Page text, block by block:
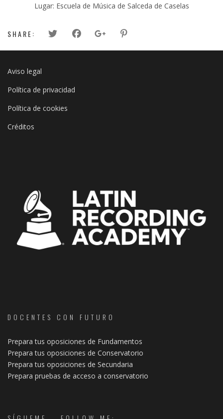
Lugar: Escuela de Música de Salceda de Caselas
SHARE:
Aviso legal
Política de privacidad
Política de cookies
Créditos
DOCENTES CON FUTURO
Prepara tus oposiciones de Fundamentos
Prepara tus oposiciones de Conservatorio
Prepara tus oposiciones de Secundaria
Prepara pruebas de acceso a conservatorio